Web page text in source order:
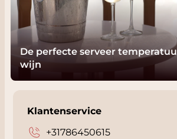
De perfecte serveer
wijn
Klantenservice
+31786450615